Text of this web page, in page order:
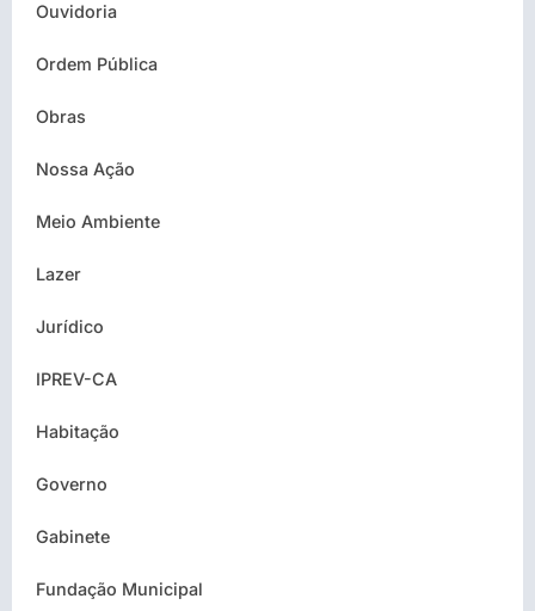
Ouvidoria
Ordem Pública
Obras
Nossa Ação
Meio Ambiente
Lazer
Jurídico
IPREV-CA
Habitação
Governo
Gabinete
Fundação Municipal